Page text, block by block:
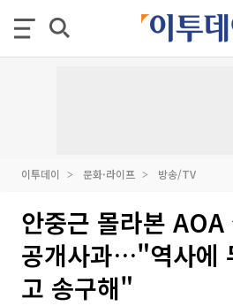
이투데이 문화·라이프 방송/TV
안중근 몰라본 AOA
공개사과…"역사에
고 송구해"